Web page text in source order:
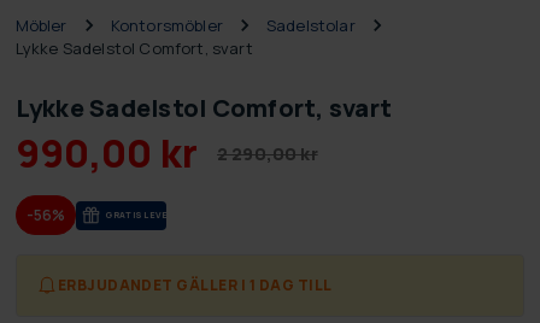
Möbler Kontorsmöbler
Sadelstolar
Lykke Sadelstol Comfort, svart
Lykke Sadelstol Comfort, svart
990,00 kr 2 290,00 kr
-56% GRA­TIS LE­VE­RANS
ERBJUDANDET GÄLLER I 1 DAG TILL